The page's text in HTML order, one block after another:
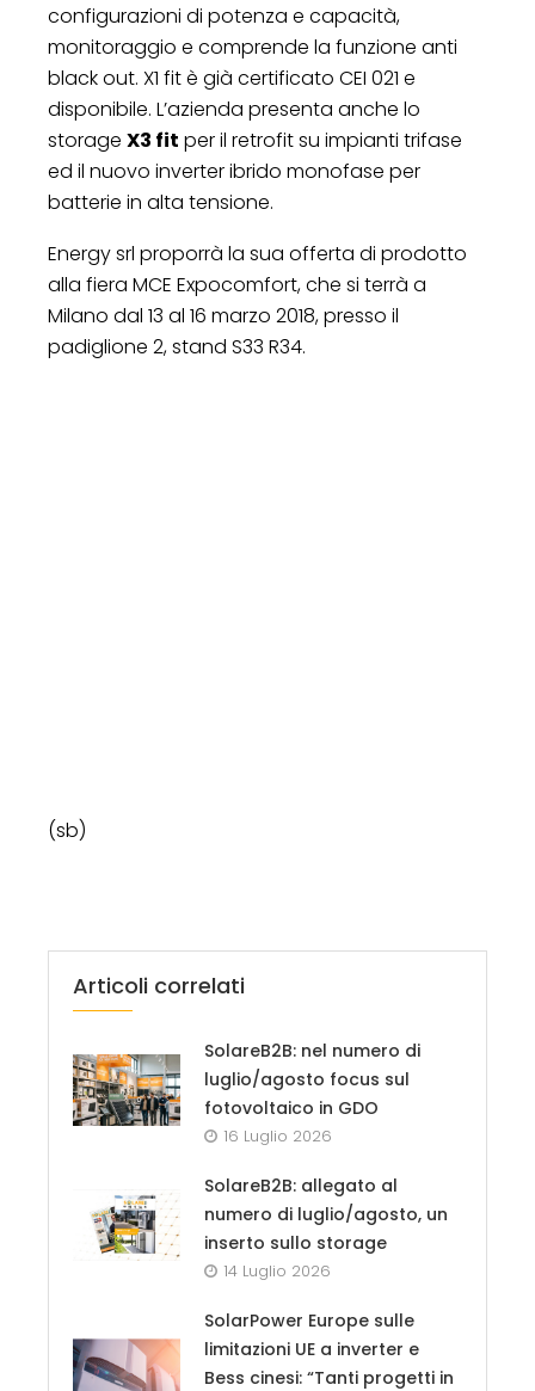
configurazioni di potenza e capacità,
monitoraggio e comprende la funzione anti
black out. X1 fit è già certificato CEI 021 e
disponibile. L’azienda presenta anche lo
storage X3 fit per il retrofit su impianti trifase
ed il nuovo inverter ibrido monofase per
batterie in alta tensione.
Energy srl proporrà la sua offerta di prodotto
alla fiera MCE Expocomfort, che si terrà a
Milano dal 13 al 16 marzo 2018, presso il
padiglione 2, stand S33 R34.
(sb)
Articoli correlati
SolareB2B: nel numero di
luglio/agosto focus sul
fotovoltaico in GDO
16 Luglio 2026
SolareB2B: allegato al
numero di luglio/agosto, un
inserto sullo storage
14 Luglio 2026
SolarPower Europe sulle
limitazioni UE a inverter e
Bess cinesi: “Tanti progetti in